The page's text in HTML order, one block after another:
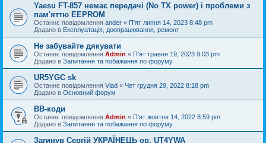
Yaesu FT-857 немає передачі (No TX power) і проблеми з
пам'яттю EEPROM
Останнє повідомлення ander « П'ят липня 14, 2023 8:48 pm
Додано в Експлуатація, доопрацювання, ремонт
Не забувайте дякувати
Останнє повідомлення Admin « П'ят травня 19, 2023 9:03 pm
Додано в Запитання та побажання по форуму
UR5YGC sk
Останнє повідомлення Vlad « Чет грудня 29, 2022 8:18 pm
Додано в Основний форум
BB-коди
Останнє повідомлення Admin « П'ят жовтня 14, 2022 8:59 pm
Додано в Запитання та побажання по форуму
Загинув Сергій УКРАЇНЕЦЬ op. UT4YWA